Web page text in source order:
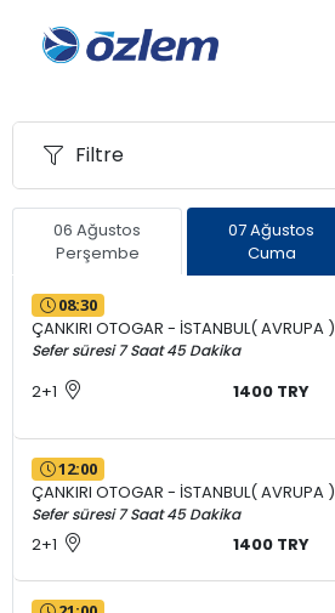
Filtre
06 Ağustos
Perşembe
07 Ağustos
Cuma
08:30
ÇANKIRI OTOGAR - İSTANBUL( AVRUPA )
Sefer süresi 7 Saat 45 Dakika
2+1 1400 TRY
12:00
ÇANKIRI OTOGAR - İSTANBUL( AVRUPA )
Sefer süresi 7 Saat 45 Dakika
2+1 1400 TRY